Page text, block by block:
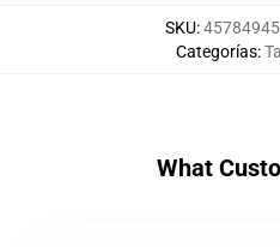
SKU:
Categorías:
What